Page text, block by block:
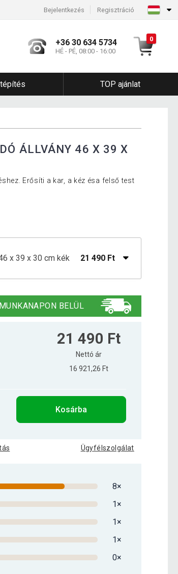
Bejelentkezés Regisztráció
+36 30 634 5734
HÉ - PÉ, 08:00 - 16:00
0
TOP ajánlat
ÁLLVÁNY 46 X 39 X
Erősíti a kar, a kéz ésa felső test
x 39 x 30 cm kék 21 490 Ft
BELÜL
21 490 Ft
Nettó ár
16 921,26 Ft
Kosárba
Ügyfélszolgálat
8×
1×
1×
1×
0×